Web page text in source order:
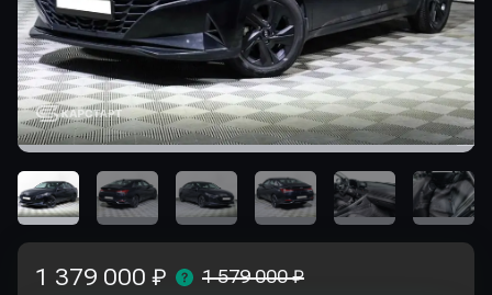
1 379 000 ₽ 1 579 000 ₽